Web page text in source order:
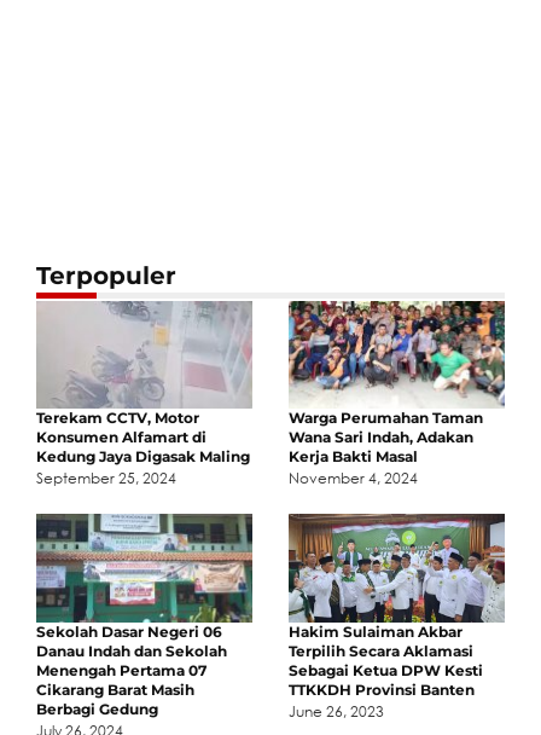
Terpopuler
Terekam CCTV, Motor
Konsumen Alfamart di
Kedung Jaya Digasak Maling
September 25, 2024
Warga Perumahan Taman
Wana Sari Indah, Adakan
Kerja Bakti Masal
November 4, 2024
Sekolah Dasar Negeri 06
Danau Indah dan Sekolah
Menengah Pertama 07
Cikarang Barat Masih
Berbagi Gedung
July 26, 2024
Hakim Sulaiman Akbar
Terpilih Secara Aklamasi
Sebagai Ketua DPW Kesti
TTKKDH Provinsi Banten
June 26, 2023